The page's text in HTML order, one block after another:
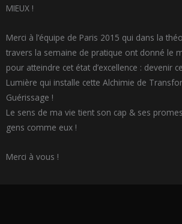
MIEUX !
Merci à l’équipe de Paris 2015 qui dans la
travers la semaine de pratique ont donné le
pour atteindre cet état d’excellence : devenir
Lumière qui installe cette Alchimie de
Guérissage !
Le sens de ma vie tient son cap & ses
gens comme eux !
Merci à vous !